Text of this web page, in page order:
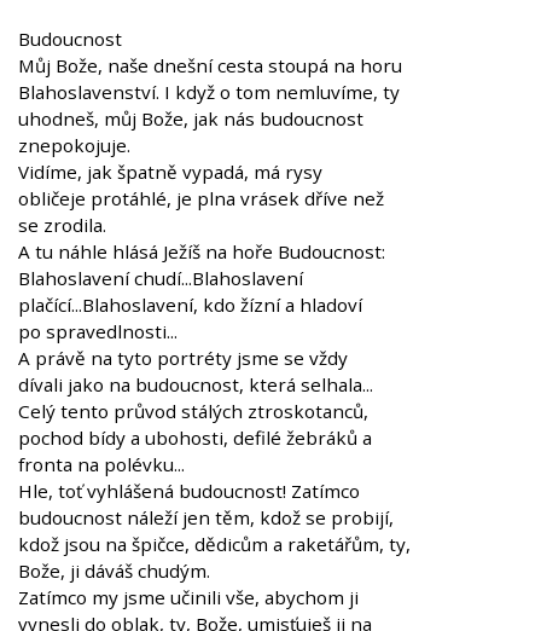
Budoucnost
Můj Bože, naše dnešní cesta stoupá na horu
Blahoslavenství. I když o tom nemluvíme, ty
uhodneš, můj Bože, jak nás budoucnost
znepokojuje.
Vidíme, jak špatně vypadá, má rysy
obličeje protáhlé, je plna vrásek dříve než
se zrodila.
A tu náhle hlásá Ježíš na hoře Budoucnost:
Blahoslavení chudí...Blahoslavení
plačící...Blahoslavení, kdo žízní a hladoví
po spravedlnosti...
A právě na tyto portréty jsme se vždy
dívali jako na budoucnost, která selhala...
Celý tento průvod stálých ztroskotanců,
pochod bídy a ubohosti, defilé žebráků a
fronta na polévku...
Hle, toť vyhlášená budoucnost! Zatímco
budoucnost náleží jen těm, kdož se probijí,
kdož jsou na špičce, dědicům a raketářům, ty,
Bože, ji dáváš chudým.
Zatímco my jsme učinili vše, abychom ji
vynesli do oblak, ty, Bože, umisťuješ ji na